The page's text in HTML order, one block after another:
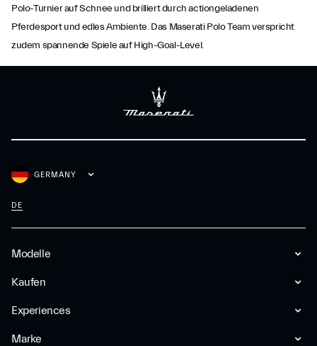
Polo-Turnier auf Schnee und brilliert durch actiongeladenen
Pferdesport und edles Ambiente. Das Maserati Polo Team verspricht
zudem spannende Spiele auf High-Goal-Level.
Modelle
Kaufen
Experiences
Marke
GERMANY
DE